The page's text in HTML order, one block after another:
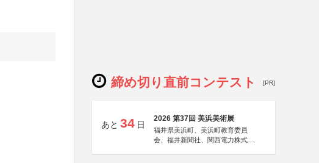
締め切り直前コンテスト [PR]
あと 34 日
2026 第37回 美浜美術展
福井県美浜町、美浜町教育委員
会、福井新聞社、関西電力株式会